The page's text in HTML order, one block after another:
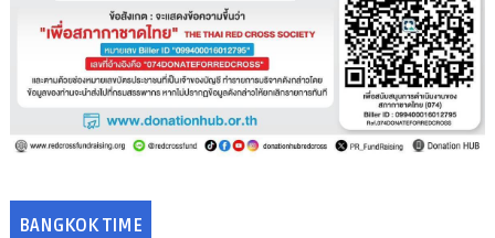
BANGKOK TIME